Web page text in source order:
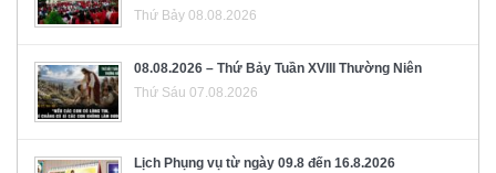
Thứ Bảy 08.08.2026
08.08.2026 – Thứ Bảy Tuần XVIII Thường Niên
Thứ Sáu 07.08.2026
Lịch Phụng vụ từ ngày 09.8 đến 16.8.2026